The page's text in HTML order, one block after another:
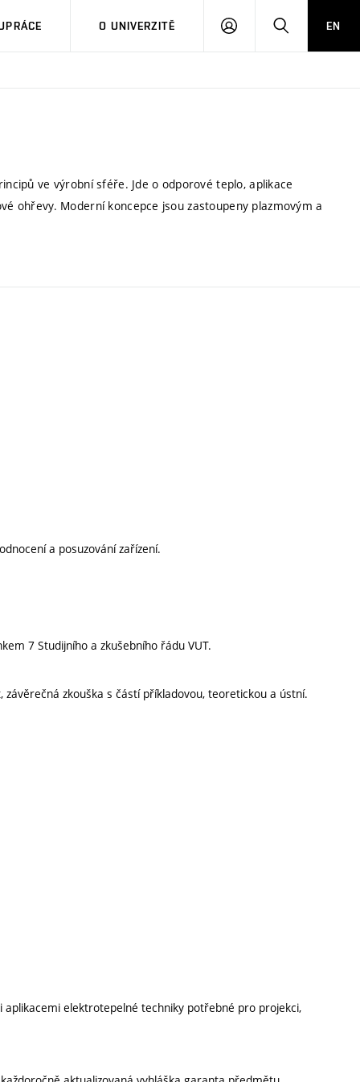
O UNIVERZITĚ
PŘIHLÁSIT HLEDATEN
ve výrobní sféře. Jde o odporové teplo, aplikace
ohřevy. Moderní koncepce jsou zastoupeny plazmovým a
a posuzování zařízení.
7 Studijního a zkušebního řádu VUT.
zkouška s částí příkladovou, teoretickou a ústní.
elektrotepelné techniky potřebné pro projekci,